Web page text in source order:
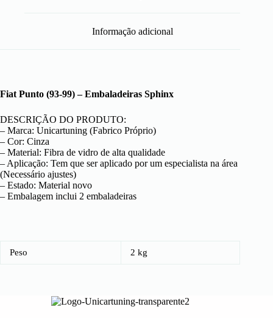
Informação adicional
Fiat Punto (93-99) – Embaladeiras Sphinx
DESCRIÇÃO DO PRODUTO:
– Marca: Unicartuning (Fabrico Próprio)
– Cor: Cinza
– Material: Fibra de vidro de alta qualidade
– Aplicação: Tem que ser aplicado por um especialista na área
(Necessário ajustes)
– Estado: Material novo
– Embalagem inclui 2 embaladeiras
Peso 2 kg